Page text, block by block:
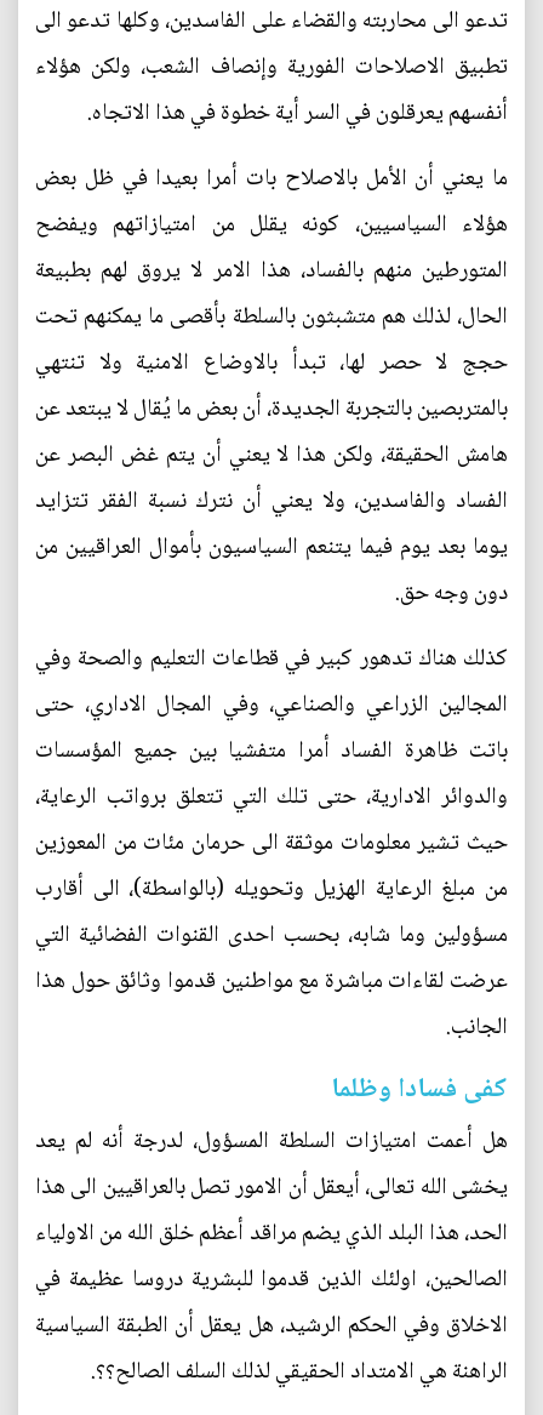
تدعو الى محاربته والقضاء على الفاسدين، وكلها تدعو الى
تطبيق الاصلاحات الفورية وإنصاف الشعب، ولكن هؤلاء
أنفسهم يعرقلون في السر أية خطوة في هذا الاتجاه.
ما يعني أن الأمل بالاصلاح بات أمرا بعيدا في ظل بعض
هؤلاء السياسيين، كونه يقلل من امتيازاتهم ويفضح
المتورطين منهم بالفساد، هذا الامر لا يروق لهم بطبيعة
الحال، لذلك هم متشبثون بالسلطة بأقصى ما يمكنهم تحت
حجج لا حصر لها، تبدأ بالاوضاع الامنية ولا تنتهي
بالمتربصين بالتجربة الجديدة، أن بعض ما يُقال لا يبتعد عن
هامش الحقيقة، ولكن هذا لا يعني أن يتم غض البصر عن
الفساد والفاسدين، ولا يعني أن نترك نسبة الفقر تتزايد
يوما بعد يوم فيما يتنعم السياسيون بأموال العراقيين من
دون وجه حق.
كذلك هناك تدهور كبير في قطاعات التعليم والصحة وفي
المجالين الزراعي والصناعي، وفي المجال الاداري، حتى
باتت ظاهرة الفساد أمرا متفشيا بين جميع المؤسسات
والدوائر الادارية، حتى تلك التي تتعلق برواتب الرعاية،
حيث تشير معلومات موثقة الى حرمان مئات من المعوزين
من مبلغ الرعاية الهزيل وتحويله (بالواسطة)، الى أقارب
مسؤولين وما شابه، بحسب احدى القنوات الفضائية التي
عرضت لقاءات مباشرة مع مواطنين قدموا وثائق حول هذا
الجانب.
كفى فسادا وظلما
هل أعمت امتيازات السلطة المسؤول، لدرجة أنه لم يعد
يخشى الله تعالى، أيعقل أن الامور تصل بالعراقيين الى هذا
الحد، هذا البلد الذي يضم مراقد أعظم خلق الله من الاولياء
الصالحين، اولئك الذين قدموا للبشرية دروسا عظيمة في
الاخلاق وفي الحكم الرشيد، هل يعقل أن الطبقة السياسية
الراهنة هي الامتداد الحقيقي لذلك السلف الصالح؟؟.